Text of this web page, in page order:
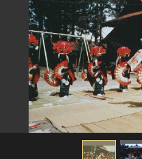
世界遺産と無形文化遺産
全国の美術館・博物館
世界遺産
無形文化遺産
動画で見る無形の文化財